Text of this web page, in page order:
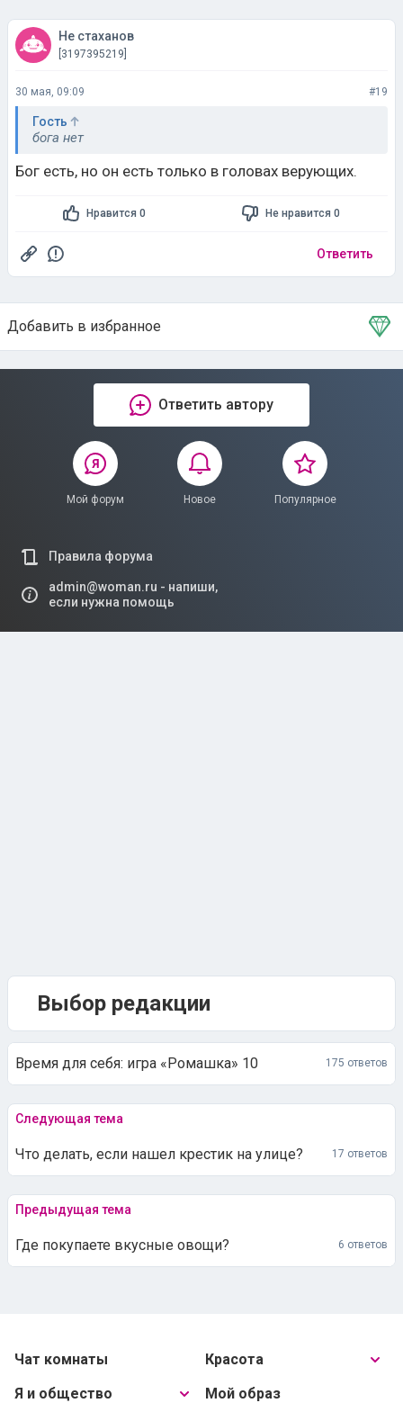
Не стаханов
[3197395219]
30 мая, 09:09 #19
Гость
бога нет
Бог есть, но он есть только в головах верующих.
Нравится 0 Не нравится 0
Ответить
Добавить в избранное
Тема в избранном
Ответить автору
Мой форум Новое Популярное
Правила форума
admin@woman.ru - напиши,
если нужна помощь
Выбор редакции
Время для себя: игра «Ромашка» 10 175 ответов
Следующая тема
Что делать, если нашел крестик на улице? 17 ответов
Предыдущая тема
Где покупаете вкусные овощи? 6 ответов
Чат комнаты
Я и общество
Красота
Мой образ